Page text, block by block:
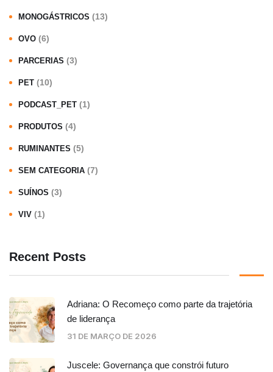
MONOGÁSTRICOS (13)
OVO (6)
PARCERIAS (3)
PET (10)
PODCAST_PET (1)
PRODUTOS (4)
RUMINANTES (5)
SEM CATEGORIA (7)
SUÍNOS (3)
VIV (1)
Recent Posts
Adriana: O Recomeço como parte da trajetória
de liderança
31 DE MARÇO DE 2026
Juscele: Governança que constrói futuro